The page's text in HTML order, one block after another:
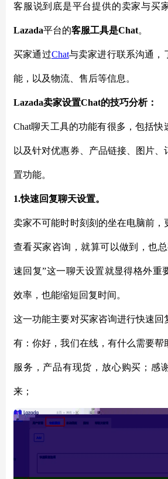
客服说到底是平台提供的卖家与买
Lazada平台的客服工具是Chat。
买家通过Chat与卖家进行联系沟通，
能，以及物流、售后等信息。
Lazada卖家设置Chat的技巧分析：
Chat聊天工具的功能有很多，包括快
以及针对优惠券、产品链接、图片
置功能。
1.快速回复聊天设置。
卖家不可能时时刻刻的坐在电脑前，
查看买家咨询，就算可以做到，也总
速回复”这一聊天设置就显得格外重
效率，也能缩短回复时间。
这一功能主要对买家咨询进行快速回
有：你好，我们在线，有什么需要帮
服务，产品有现货，放心购买；感
来；